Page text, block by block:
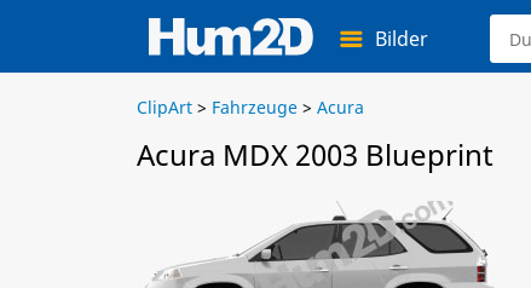
Bilder
ClipArt > Fahrzeuge > Acura
Acura MDX 2003 Blueprint